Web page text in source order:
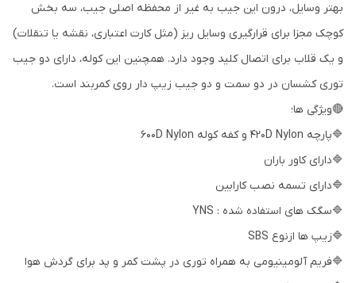
بهتر وسایل، درون این جیب به غیر از محفظه اصلی جیب، سه بخش
کوچک مجزا برای قرارگیری وسایل ریز (مثل کارت اعتباری، نقشه یا تنقلات)
و یک قلاب برای اتصال کلید وجود دارد. همچنین این کوله، دارای دو جیب
توری کشسان در دو سمت و دو جیب زیپ دار روی کمربند است.
🔴ویژگی ها؛
🔷پارچه 420D Nylon و کفه کوله 600D Nylon
🔷دارای کاور باران
🔷دارای تسمه نصب کارابین
🔷سگک های استفاده شده : YNS
🔷زیپ ها ازنوع SBS
🔷فریم آلومینیومی به همراه توری در پشت کمر و پد برای گردش هوا